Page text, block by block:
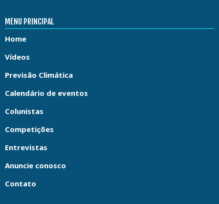
MENU PRINCIPAL
Home
Vídeos
Previsão Climática
Calendário de eventos
Colunistas
Competições
Entrevistas
Anuncie conosco
Contato